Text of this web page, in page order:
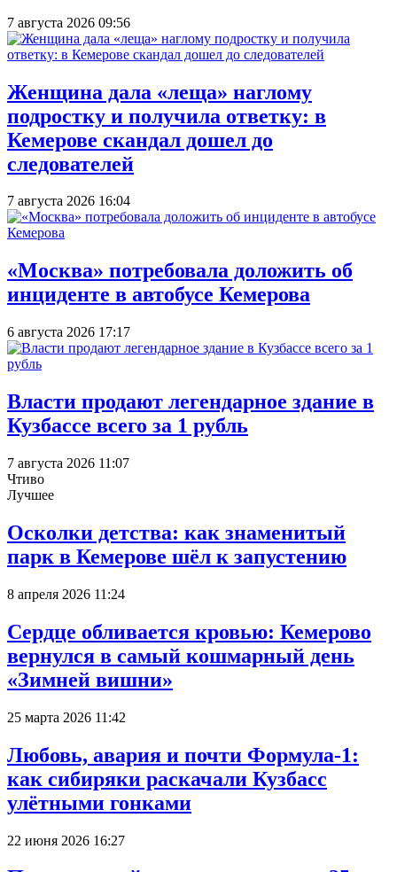
7 августа 2026 09:56
Женщина дала «леща» наглому
подростку и получила ответку: в
Кемерове скандал дошел до
следователей
7 августа 2026 16:04
«Москва» потребовала доложить об
инциденте в автобусе Кемерова
6 августа 2026 17:17
Власти продают легендарное здание в
Кузбассе всего за 1 рубль
7 августа 2026 11:07
Чтиво
Лучшее
Осколки детства: как знаменитый
парк в Кемерове шёл к запустению
8 апреля 2026 11:24
Сердце обливается кровью: Кемерово
вернулся в самый кошмарный день
«Зимней вишни»
25 марта 2026 11:42
Любовь, авария и почти Формула-1:
как сибиряки раскачали Кузбасс
улётными гонками
22 июня 2026 16:27